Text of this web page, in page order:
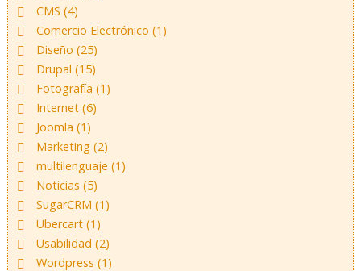
CMS (4)
Comercio Electrónico (1)
Diseño (25)
Drupal (15)
Fotografía (1)
Internet (6)
Joomla (1)
Marketing (2)
multilenguaje (1)
Noticias (5)
SugarCRM (1)
Ubercart (1)
Usabilidad (2)
Wordpress (1)